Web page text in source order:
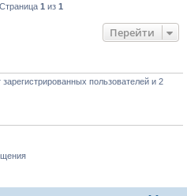
1 из 1
Перейти
пользователей и 2